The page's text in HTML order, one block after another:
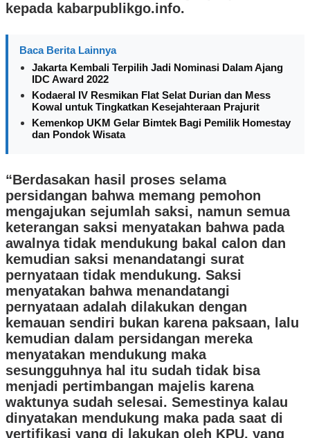
kepada kabarpublikgo.info.
Baca Berita Lainnya
Jakarta Kembali Terpilih Jadi Nominasi Dalam Ajang
IDC Award 2022
Kodaeral IV Resmikan Flat Selat Durian dan Mess
Kowal untuk Tingkatkan Kesejahteraan Prajurit
Kemenkop UKM Gelar Bimtek Bagi Pemilik Homestay
dan Pondok Wisata
“Berdasakan hasil proses selama
persidangan bahwa memang pemohon
mengajukan sejumlah saksi, namun semua
keterangan saksi menyatakan bahwa pada
awalnya tidak mendukung bakal calon dan
kemudian saksi menandatangi surat
pernyataan tidak mendukung. Saksi
menyatakan bahwa menandatangi
pernyataan adalah dilakukan dengan
kemauan sendiri bukan karena paksaan, lalu
kemudian dalam persidangan mereka
menyatakan mendukung maka
sesungguhnya hal itu sudah tidak bisa
menjadi pertimbangan majelis karena
waktunya sudah selesai. Semestinya kalau
dinyatakan mendukung maka pada saat di
vertifikasi yang di lakukan oleh KPU, yang